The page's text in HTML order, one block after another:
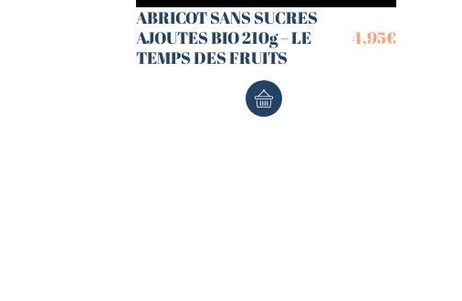
ABRICOT SANS SUCRES
AJOUTES BIO 210g – LE
TEMPS DES FRUITS
4,95€